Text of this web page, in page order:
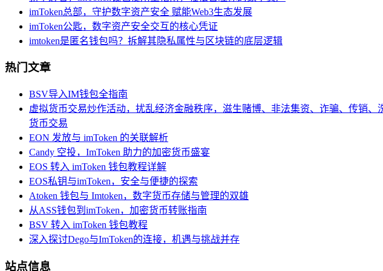
imToken总部，守护数字资产安全 赋能Web3生态发展
imToken公匙，数字资产安全交互的核心凭证
imtoken是匿名钱包吗？拆解其隐私属性与区块链的底层逻辑
热门文章
BSV导入IM钱包全指南
虚拟货币交易炒作活动，扰乱经济金融秩序，滋生赌博、非法集资、诈骗、传销
货币交易
EON 发放与 imToken 的关联解析
Candy 空投，ImToken 助力的加密货币盛宴
EOS 转入 imToken 钱包教程详解
EOS私钥与imToken，安全与便捷的探索
Atoken 钱包与 Imtoken，数字货币存储与管理的双雄
从ASS钱包到imToken，加密货币转账指南
BSV 转入 imToken 钱包教程
深入探讨Dego与ImToken的连接，机遇与挑战并存
站点信息